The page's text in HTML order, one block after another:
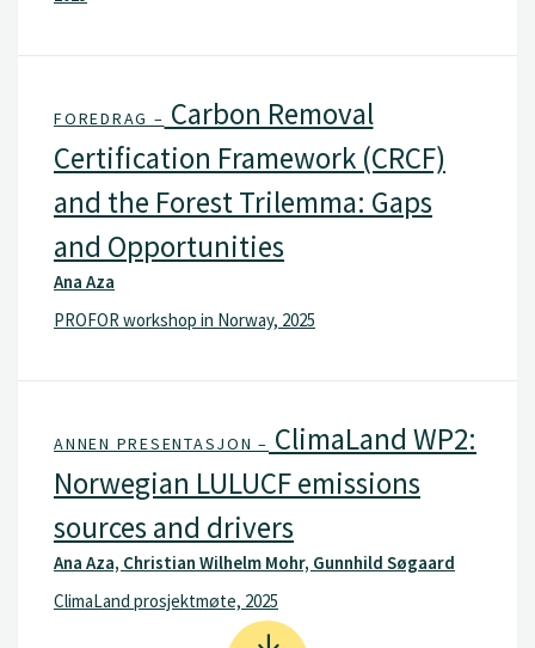
FOREDRAG – Carbon Removal
Certification Framework (CRCF)
and the Forest Trilemma: Gaps
and Opportunities
Ana Aza
PROFOR workshop in Norway, 2025
ANNEN PRESENTASJON – ClimaLand WP2:
Norwegian LULUCF emissions
sources and drivers
Ana Aza, Christian Wilhelm Mohr, Gunnhild Søgaard
ClimaLand prosjektmøte, 2025